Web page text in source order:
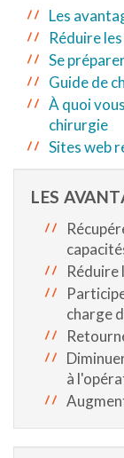
Les
Réduire
Se
Guide de
À quoi
chirurgie
Sites web
LES
Réduire
charge
à